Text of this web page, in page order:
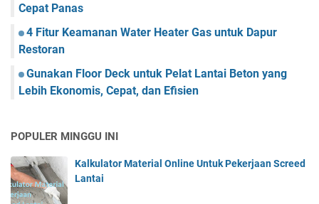
Cepat Panas
4 Fitur Keamanan Water Heater Gas untuk Dapur
Restoran
Gunakan Floor Deck untuk Pelat Lantai Beton yang
Lebih Ekonomis, Cepat, dan Efisien
POPULER MINGGU INI
Kalkulator Material Online Untuk Pekerjaan Screed
Lantai